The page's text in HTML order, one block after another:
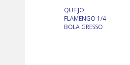
QUEIJO
FLAMENGO 1/4
BOLA GRESSO